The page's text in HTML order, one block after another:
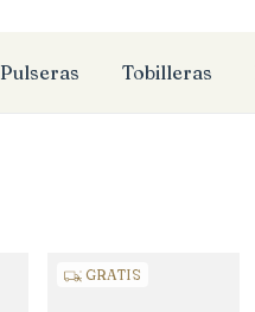
Pulseras Tobilleras
GRATIS